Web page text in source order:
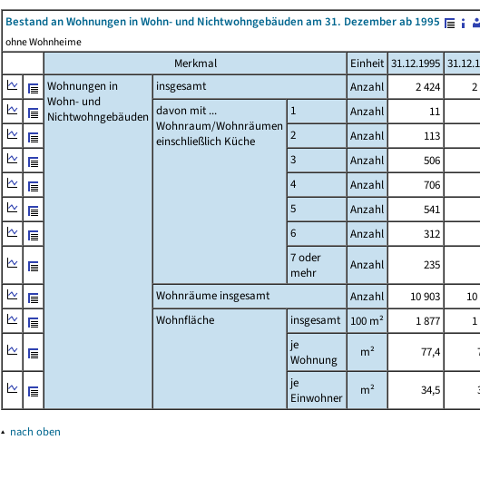
Bestand an Wohnungen in Wohn- und Nichtwohngebäuden am 31. Dezember ab 1995
ohne Wohnheime
Merkmal Einheit 31.12.1995
Wohnungen in
Wohn- und
Nichtwohngebäuden
insgesamt Anzahl 2 424 2
davon mit ...
Wohnraum/Wohnräumen
einschließlich Küche
1 Anzahl 11
2
Anzahl 113
3
Anzahl 506
4
Anzahl 706
5
Anzahl 541
6
Anzahl 312
7 oder
mehr
Anzahl 235
Wohnräume insgesamt
Anzahl 10 903
Wohnfläche
insgesamt 100 m² 1 877
je
Wohnung
m² 77,4
je
Einwohner
m² 34,5
▴ nach oben